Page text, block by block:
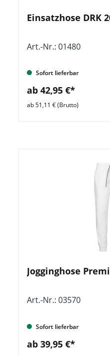
Einsatzhose DRK
Art.-Nr.: 01480
Sofort lieferbar
ab 42,95 €*
ab 51,11 € (Brutto)
Jogginghose
Art.-Nr.: 03570
Sofort lieferbar
ab 39,95 €*